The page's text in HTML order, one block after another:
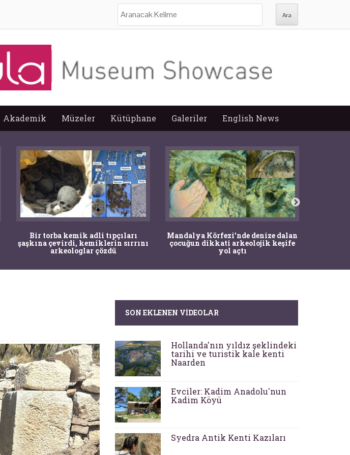
Akademik Müzeler Kütüphane Galeriler English News
Bir torba kemik adli tıpçıları
şaşkına çevirdi, kemiklerin sırrını
arkeologlar çözdü
Mandalya Körfezi’nde denize dalan
çocuğun dikkati arkeolojik keşife
yol açtı
SON EKLENEN VIDEOLAR
Hollanda'nın yıldız şeklindeki
tarihi ve turistik kale kenti
Naarden
Evciler: Kadim Anadolu'nun
Kadim Köyü
Syedra Antik Kenti Kazıları